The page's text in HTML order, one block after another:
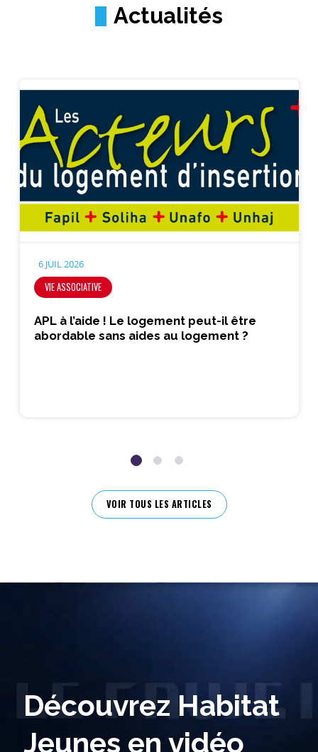
Actualités
6 JUIL 2026
VIE ASSOCIATIVE
APL à l’aide ! Le logement peut-il être
abordable sans aides au logement ?
VOIR TOUS LES ARTICLES
Découvrez Habitat
Jeunes en vidéo